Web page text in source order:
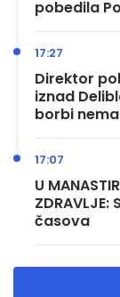
pobedila
Direktor
iznad
borbi
17:27
U
časova
17:07